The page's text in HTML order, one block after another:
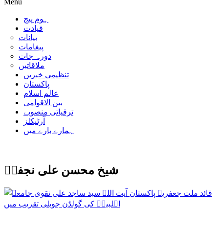
Menu
ہوم پیج
قیادت
بیانات
پیغامات
دورہ جات
ملاقاتیں
تنظیمی خبریں
پاکستان
عالم اسلام
بین الاقوامی
ترقیاتی منصوبے
آرٹیکلز
ہمارے بارے میں
شیخ محسن علی نجفیؒ